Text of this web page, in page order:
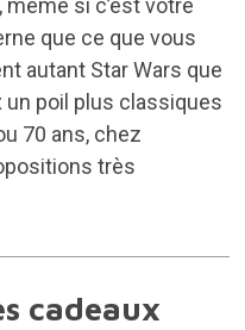
si c’est votre
que ce que vous
autant Star Wars que
poil plus classiques
70 ans, chez
très
cadeaux